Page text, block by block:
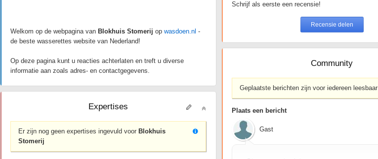
Welkom op de webpagina van Blokhuis Stomerij op wasdoen.nl -
de beste wasserettes website van Nederland!
Op deze pagina kunt u reacties achterlaten en treft u diverse
informatie aan zoals adres- en contactgegevens.
Expertises
Er zijn nog geen expertises ingevuld voor Blokhuis
Stomerij
Schrijf als eerste een recensie!
Community
Geplaatste berichten zijn voor iedereen leesbaar
Plaats een bericht
Gast